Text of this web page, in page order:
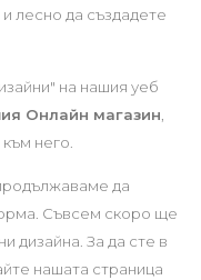
лесно да създадете
на нашия уеб
Онлайн магазин
него.
да
Съвсем скоро ще
дизайна. За да сте в
нашата страница